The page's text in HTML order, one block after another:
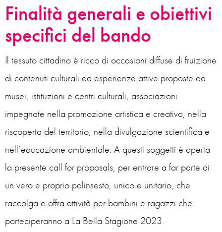
Finalità generali e obiettivi
specifici del bando
Il tessuto cittadino è ricco di occasioni diffuse di fruizione
di contenuti culturali ed esperienze attive proposte da
musei, istituzioni e centri culturali, associazioni
impegnate nella promozione artistica e creativa, nella
riscoperta del territorio, nella divulgazione scientifica e
nell’educazione ambientale. A questi soggetti è aperta
la presente call for proposals, per entrare a far parte di
un vero e proprio palinsesto, unico e unitario, che
raccolga e offra attività per bambini e ragazzi che
parteciperanno a La Bella Stagione 2023.